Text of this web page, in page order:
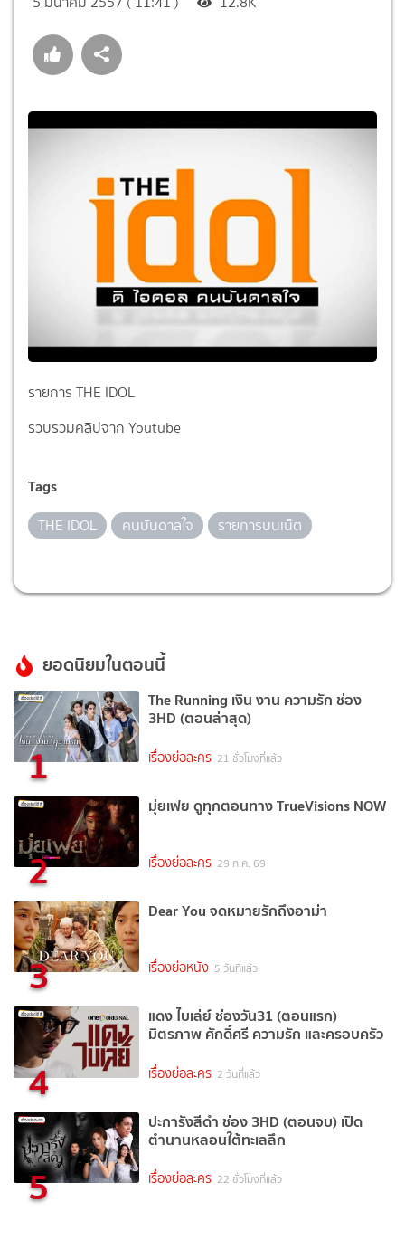
รายการ THE IDOL
รวบรวมคลิปจาก Youtube
Tags
THE IDOL คนบันดาลใจ รายการบนเน็ต
ยอดนิยมในตอนนี้
1
The Running เงิน งาน ความรัก ช่อง
3HD (ตอนล่าสุด)
เรื่องย่อละคร 21 ชั่วโมงที่แล้ว
2
มุ่ยเฟย ดูทุกตอนทาง TrueVisions NOW
เรื่องย่อละคร 29 ก.ค. 69
3
Dear You จดหมายรักถึงอาม่า
เรื่องย่อหนัง 5 วันที่แล้ว
4
แดง ไบเล่ย์ ช่องวัน31 (ตอนแรก)
มิตรภาพ ศักดิ์ศรี ความรัก และครอบครัว
เรื่องย่อละคร 2 วันที่แล้ว
5
ปะการังสีดำ ช่อง 3HD (ตอนจบ) เปิด
ตำนานหลอนใต้ทะเลลึก
เรื่องย่อละคร 22 ชั่วโมงที่แล้ว